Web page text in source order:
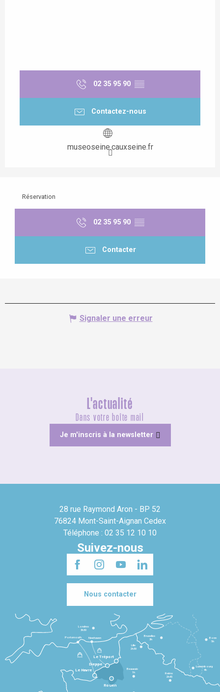
02 35 95 90 ▒▒
Contactez-nous
museoseine.cauxseine.fr
Réservation
02 35 95 90 ▒▒
Contacter
Signaler une erreur
L'actualité
Dans votre boîte mail
Je m'inscris à la newsletter
28 rue Raymond Aron - BP 52
76824 Mont-Saint-Aignan Cedex
Téléphone : 02 35 12 10 10
Suivez-nous
Nous contacter
Le Havre
Dieppe
Le Tréport
Beauvais
1h
Reims
2h45
Lille
2h30
Bruxelles
3h
Londres
3h30
Newhaven
Portsmouth
Bonn
5h
Luxembourg
4h
Rouen